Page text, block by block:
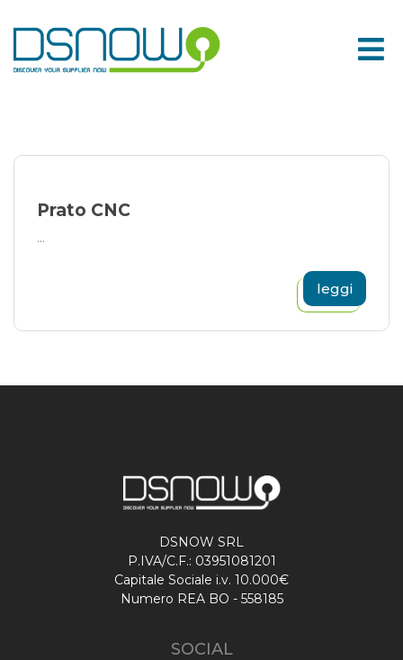
to
content
Prato CNC
...
leggi
DSNOW SRL
P.IVA/C.F.: 03951081201
Capitale Sociale i.v. 10.000€
Numero REA BO - 558185
SOCIAL